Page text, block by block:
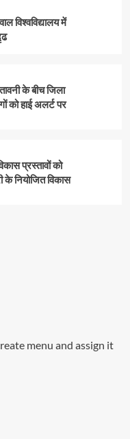
विश्वविद्यालय में
के बीच जिला
को हाई अलर्ट पर
प्रस्तावों को
के नियोजित विकास
menu and assign it